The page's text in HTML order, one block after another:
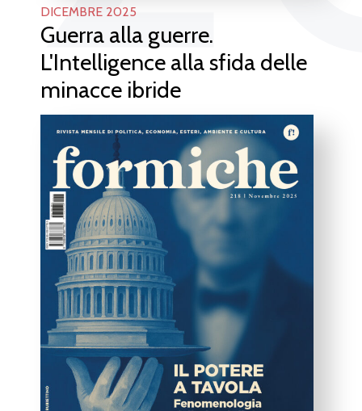
DICEMBRE 2025
Guerra alla guerre.
L'Intelligence alla sfida delle
minacce ibride